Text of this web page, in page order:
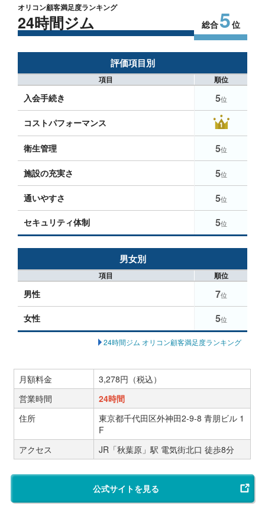
オリコン顧客満足度ランキング
24時間ジム 総合5位
評価項目別
項目 順位
入会手続き 5位
コストパフォーマンス
衛生管理 5位
施設の充実さ 5位
通いやすさ 5位
セキュリティ体制 5位
男女別
項目 順位
男性 7位
女性 5位
24時間ジム オリコン顧客満足度ランキング
月額料金
3,278円（税込）
営業時間
24時間
住所
東京都千代田区外神田2-9-8 青朋ビル 1
F
アクセス
JR「秋葉原」駅 電気街北口 徒歩8分
公式サイトを見る